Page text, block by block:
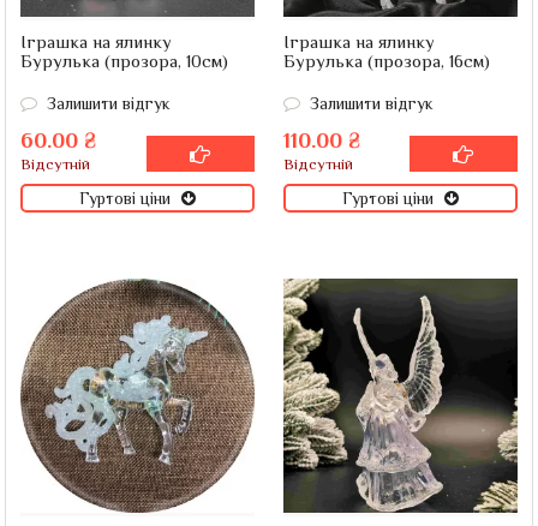
Іграшка на ялинку
Бурулька (прозора, 10см)
Залишити відгук
60.00 ₴
Відсутній
Гуртові ціни
Іграшка на ялинку
Бурулька (прозора, 16см)
Залишити відгук
110.00 ₴
Відсутній
Гуртові ціни